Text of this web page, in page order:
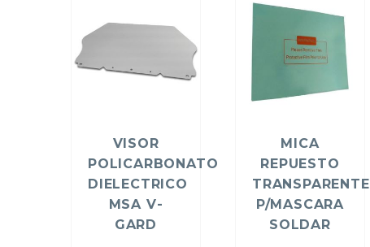
VISOR
POLICARBONATO
DIELECTRICO
MSA V-
GARD
MICA
REPUESTO
TRANSPARENTE
P/MASCARA
SOLDAR